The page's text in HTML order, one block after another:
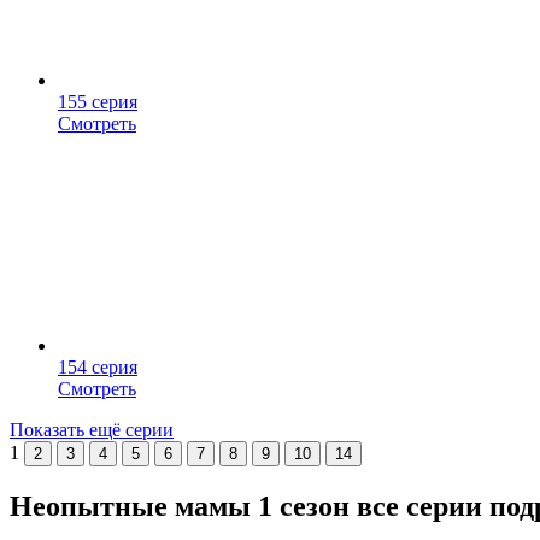
155 серия
Смотреть
154 серия
Смотреть
Показать ещё серии
1
2 3 4 5 6 7 8 9 10 14
Неопытные мамы 1 сезон все серии